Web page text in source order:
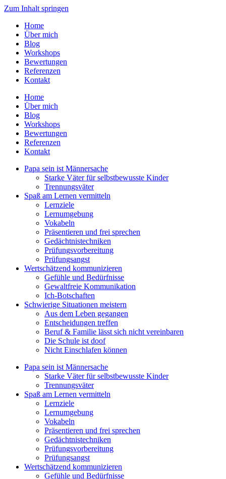
Zum Inhalt springen
Home
Über mich
Blog
Workshops
Bewertungen
Referenzen
Kontakt
Home
Über mich
Blog
Workshops
Bewertungen
Referenzen
Kontakt
Papa sein ist Männersache
Starke Väter für selbstbewusste Kinder
Trennungsväter
Spaß am Lernen vermitteln
Lernziele
Lernumgebung
Vokabeln
Präsentieren und frei sprechen
Gedächtnistechniken
Prüfungsvorbereitung
Prüfungsangst
Wertschätzend kommunizieren
Gefühle und Bedürfnisse
Gewaltfreie Kommunikation
Ich-Botschaften
Schwierige Situationen meistern
Aus dem Leben gegangen
Entscheidungen treffen
Beruf & Familie lässt sich nicht vereinbaren
Die Schule ist doof
Nicht Einschlafen können
Papa sein ist Männersache
Starke Väter für selbstbewusste Kinder
Trennungsväter
Spaß am Lernen vermitteln
Lernziele
Lernumgebung
Vokabeln
Präsentieren und frei sprechen
Gedächtnistechniken
Prüfungsvorbereitung
Prüfungsangst
Wertschätzend kommunizieren
Gefühle und Bedürfnisse